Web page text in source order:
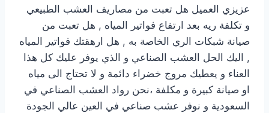
عزيزي العميل هل تعبت من مصاريف العشب الطبيعي
و تكلفة ريه بعد ارتفاع فواتير المياه , هل تعبت من
صيانة شبكات الري الخاصة به , هل ارهقتك فواتير المياه
, اليك الحل العشب الصناعي و الذي يوفر عليك كل هذا
العناء و يعطيك مروج خضراء دائمة و لا تحتاج الى مياه
او صيانة كبيرة و مكلفة ،نحن رواد العشب الصناعي في
السعودية و نوفر عشب صناعي في العين عالي الجودة